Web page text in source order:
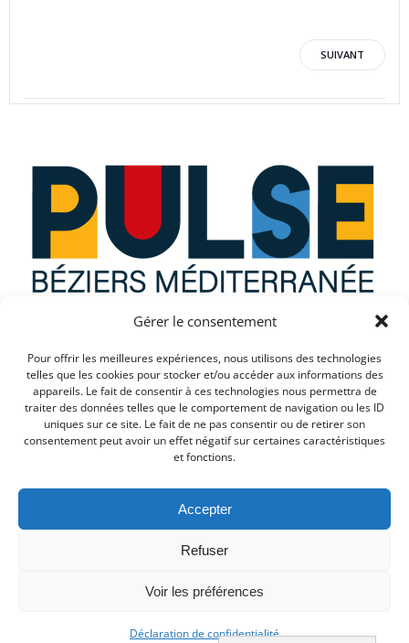
Gérer le consentement
Pour offrir les meilleures expériences, nous utilisons des technologies
telles que les cookies pour stocker et/ou accéder aux informations des
appareils. Le fait de consentir à ces technologies nous permettra de
traiter des données telles que le comportement de navigation ou les ID
uniques sur ce site. Le fait de ne pas consentir ou de retirer son
consentement peut avoir un effet négatif sur certaines caractéristiques
et fonctions.
Accepter
Refuser
Voir les préférences
Déclaration de confidentialité
SUIVANT
Que recherchez vous ?
© 2026 PULSE. Created for free using WordPress and